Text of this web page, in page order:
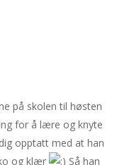
på skolen til høsten
for å lære og knyte
opptatt med at han
og klær
Så han